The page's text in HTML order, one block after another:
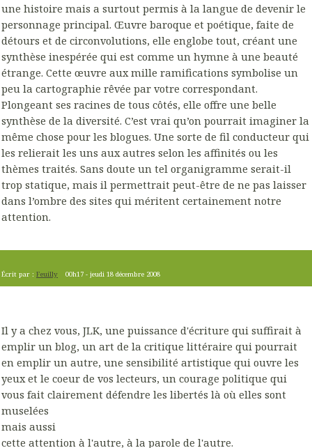
une histoire mais a surtout permis à la langue de devenir le
personnage principal. Œuvre baroque et poétique, faite de
détours et de circonvolutions, elle englobe tout, créant une
synthèse inespérée qui est comme un hymne à une beauté
étrange. Cette œuvre aux mille ramifications symbolise un
peu la cartographie rêvée par votre correspondant.
Plongeant ses racines de tous côtés, elle offre une belle
synthèse de la diversité. C’est vrai qu’on pourrait imaginer la
même chose pour les blogues. Une sorte de fil conducteur qui
les relierait les uns aux autres selon les affinités ou les
thèmes traités. Sans doute un tel organigramme serait-il
trop statique, mais il permettrait peut-être de ne pas laisser
dans l’ombre des sites qui méritent certainement notre
attention.
Écrit par : Feuilly 00h17 -jeudi 18 décembre 2008
Il y a chez vous, JLK, une puissance d'écriture qui suffirait à
emplir un blog, un art de la critique littéraire qui pourrait
en emplir un autre, une sensibilité artistique qui ouvre les
yeux et le coeur de vos lecteurs, un courage politique qui
vous fait clairement défendre les libertés là où elles sont
muselées
mais aussi
cette attention à l'autre, à la parole de l'autre.